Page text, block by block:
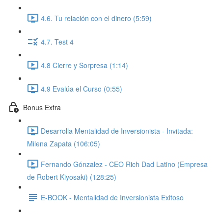
4.6. Tu relación con el dinero (5:59)
4.7. Test 4
4.8 Cierre y Sorpresa (1:14)
4.9 Evalúa el Curso (0:55)
Bonus Extra
Desarrolla Mentalidad de Inversionista - Invitada:
Milena Zapata (106:05)
Fernando Gónzalez - CEO Rich Dad Latino (Empresa
de Robert Kiyosaki) (128:25)
E-BOOK - Mentalidad de Inversionista Exitoso